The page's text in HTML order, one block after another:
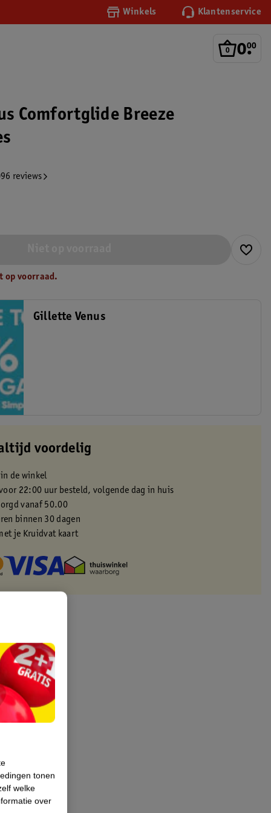
Winkels Klantenservice
0.
00
Comfortglide Breeze
reviews
op voorraad.
Gillette Venus
voordelig
de winkel
22:00 uur besteld, volgende dag in huis
vanaf 50.00
binnen 30 dagen
je Kruidvat kaart
tonen
welke
over